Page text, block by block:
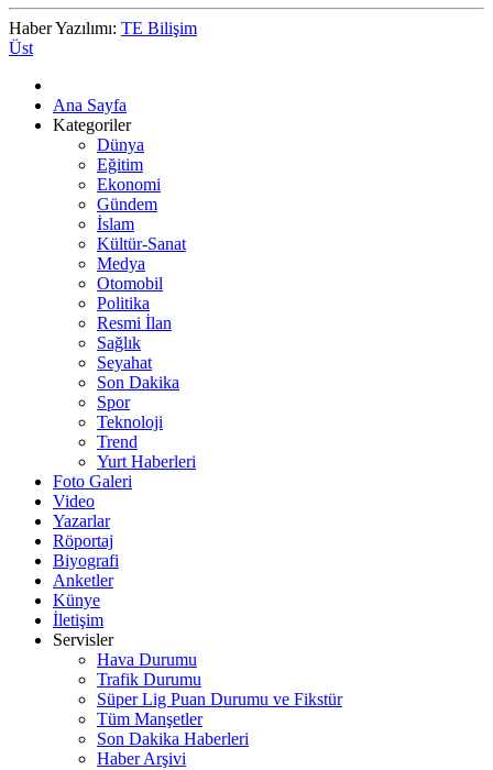
Haber Yazılımı: TE Bilişim
Üst
Ana Sayfa
Kategoriler
Dünya
Eğitim
Ekonomi
Gündem
İslam
Kültür-Sanat
Medya
Otomobil
Politika
Resmi İlan
Sağlık
Seyahat
Son Dakika
Spor
Teknoloji
Trend
Yurt Haberleri
Foto Galeri
Video
Yazarlar
Röportaj
Biyografi
Anketler
Künye
İletişim
Servisler
Hava Durumu
Trafik Durumu
Süper Lig Puan Durumu ve Fikstür
Tüm Manşetler
Son Dakika Haberleri
Haber Arşivi